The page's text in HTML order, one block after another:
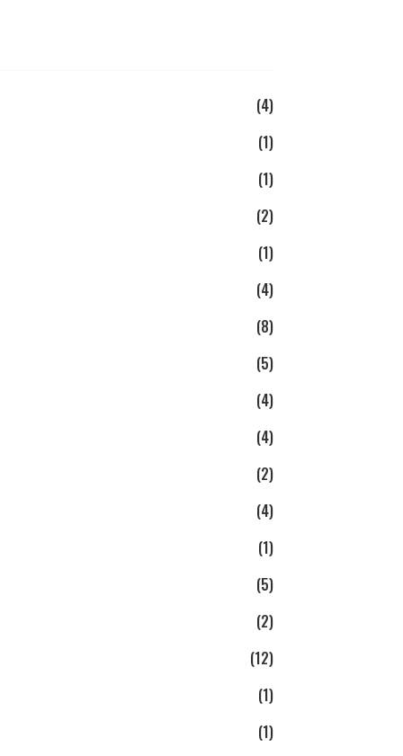
(4)
(1)
(1)
(2)
(1)
(4)
(8)
(5)
(4)
(4)
(2)
(4)
(1)
(5)
(2)
(12)
(1)
(1)